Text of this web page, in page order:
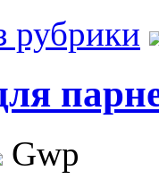
рубрики
Gwp